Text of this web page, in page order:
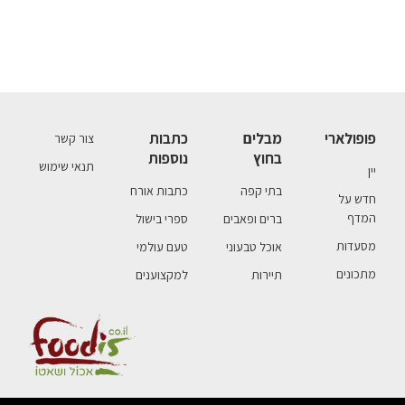
פופולארי
יין
חדש על
המדף
מסעדות
מתכונים
מבלים
בחוץ
בתי קפה
ברים ופאבים
אוכל טבעוני
תיירות
כתבות
נוספות
כתבות אורח
ספרי בישול
טעם עולמי
למקצוענים
צור קשר
תנאי שימוש